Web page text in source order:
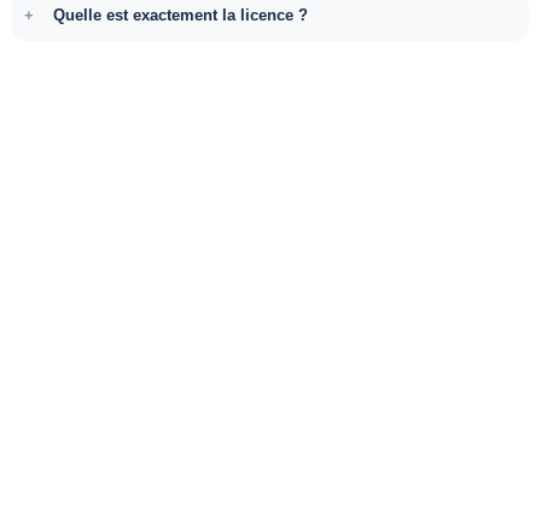
Quelle est exactement la licence ?